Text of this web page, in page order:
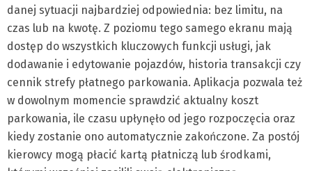
danej sytuacji najbardziej odpowiednia: bez limitu, na
czas lub na kwotę. Z poziomu tego samego ekranu mają
dostęp do wszystkich kluczowych funkcji usługi, jak
dodawanie i edytowanie pojazdów, historia transakcji czy
cennik strefy płatnego parkowania. Aplikacja pozwala też
w dowolnym momencie sprawdzić aktualny koszt
parkowania, ile czasu upłynęło od jego rozpoczęcia oraz
kiedy zostanie ono automatycznie zakończone. Za postój
kierowcy mogą płacić kartą płatniczą lub środkami,